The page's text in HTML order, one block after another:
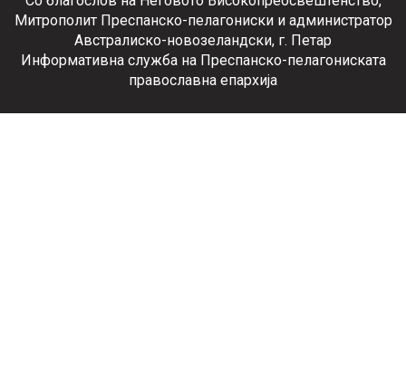
Митрополит Преспанско-пелагониски и администратор
Австралиско-новозеландски, г. Петар
Информативна служба на Преспанско-пелагониската
православна епархија